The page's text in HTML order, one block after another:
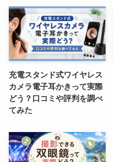
充電スタンド式ワイヤレス
カメラ電子耳かきって実際
どう？口コミや評判を調べ
てみた